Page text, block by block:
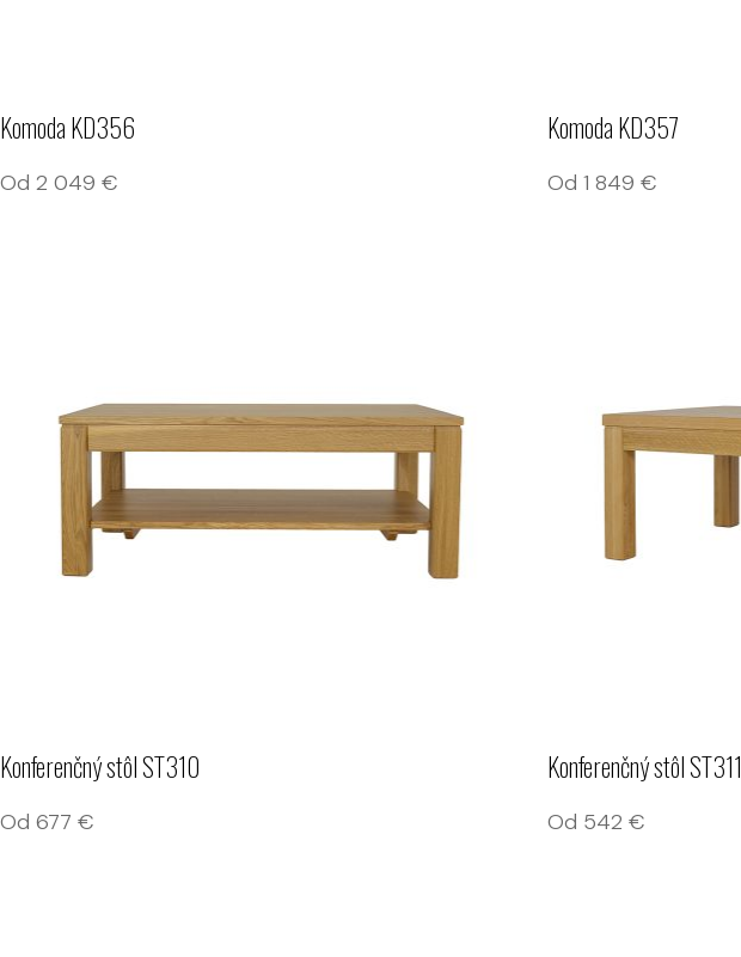
Komoda KD356
Od 2 049 €
Komoda KD357
Od 1 849 €
Konferenčný stôl ST310
Od 677 €
Konferenčný stôl ST311
Od 542 €